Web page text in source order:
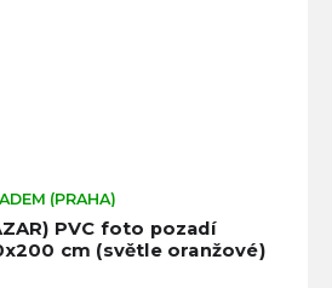
PVC foto pozadí
cm (světle oranžové)
(PRAHA)